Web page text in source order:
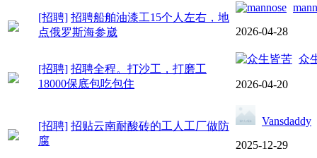
[招聘] 招聘船舶油漆工15个人左右，地
点俄罗斯海参崴
2026-04-28
[招聘] 招聘全程。打沙工，打磨工
18000保底包吃包住
众
2026-04-20
[招聘] 招贴云南耐酸砖的工人工厂做防
腐
Vansdaddy
2025-12-29